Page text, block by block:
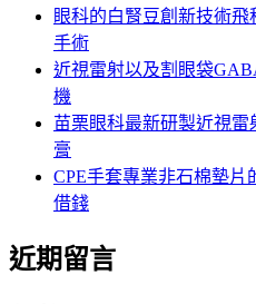
眼科的白腎豆創新技術
手術
近視雷射以及割眼袋
機
苗栗眼科最新研製近視雷
膏
CPE手套專業非石棉墊
借錢
近期留言